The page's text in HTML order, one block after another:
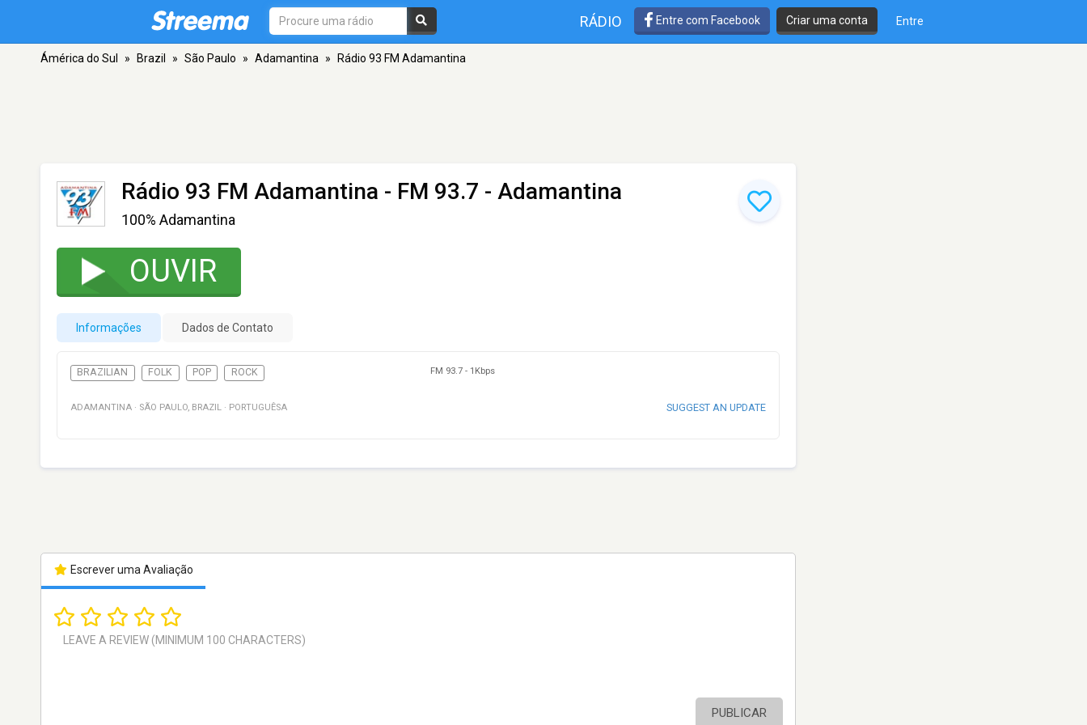
RÁDIO Entre com Facebook Criar uma conta Entre
Ámérica do Sul » Brazil » São Paulo » Adamantina » Rádio 93 FM Adamantina
Rádio 93 FM Adamantina - FM 93.7 - Adamantina
100% Adamantina
OUVIR
Informações Dados de Contato
BRAZILIAN FOLK POP ROCK FM 93.7 - 1Kbps
ADAMANTINA · SÃO PAULO, BRAZIL · PORTUGUÊSA SUGGEST AN UPDATE
Escrever uma Avaliação
PUBLICAR